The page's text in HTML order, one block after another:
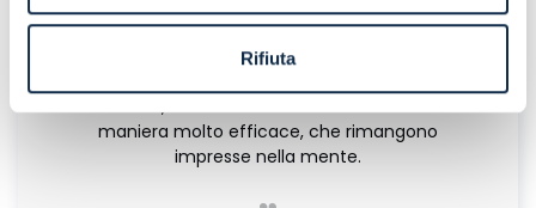
Rifiuta
Il webinar è stato molto esaustivo, chiaro,
concetti espressi in maniera chiara e
relatrice, riesce a trasmettere le nozioni in
maniera molto efficace, che rimangono
impresse nella mente.